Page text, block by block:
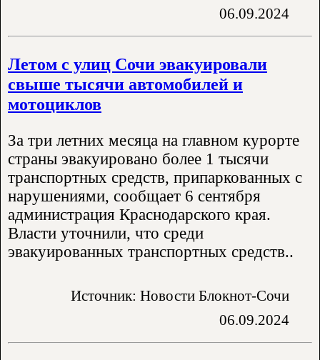
06.09.2024
Летом с улиц Сочи эвакуировали
свыше тысячи автомобилей и
мотоциклов
За три летних месяца на главном курорте
страны эвакуировано более 1 тысячи
транспортных средств, припаркованных с
нарушениями, сообщает 6 сентября
администрация Краснодарского края.
Власти уточнили, что среди
эвакуированных транспортных средств..
Источник: Новости Блокнот-Сочи
06.09.2024